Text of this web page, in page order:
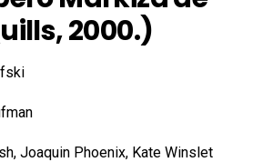
2000.)
Joaquin Phoenix, Kate Winslet